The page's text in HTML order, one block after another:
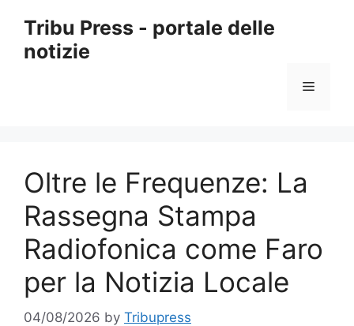
content
Tribu Press - portale delle
notizie
Menu
Oltre le Frequenze: La
Rassegna Stampa
Radiofonica come Faro
per la Notizia Locale
04/08/2026 by Tribupress